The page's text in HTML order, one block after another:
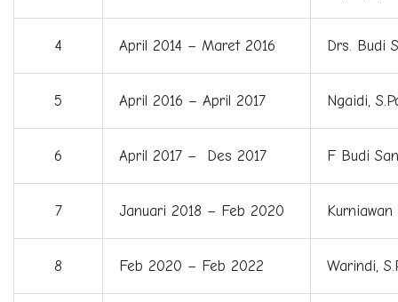
4 April 2014 – Maret 2016 Drs. Budi
5 April 2016 – April 2017 Ngaidi,
6 April 2017 – Des 2017 F Budi
7 Januari 2018 – Feb 2020 Kurniawan
8 Feb 2020 – Feb 2022 Warindi,